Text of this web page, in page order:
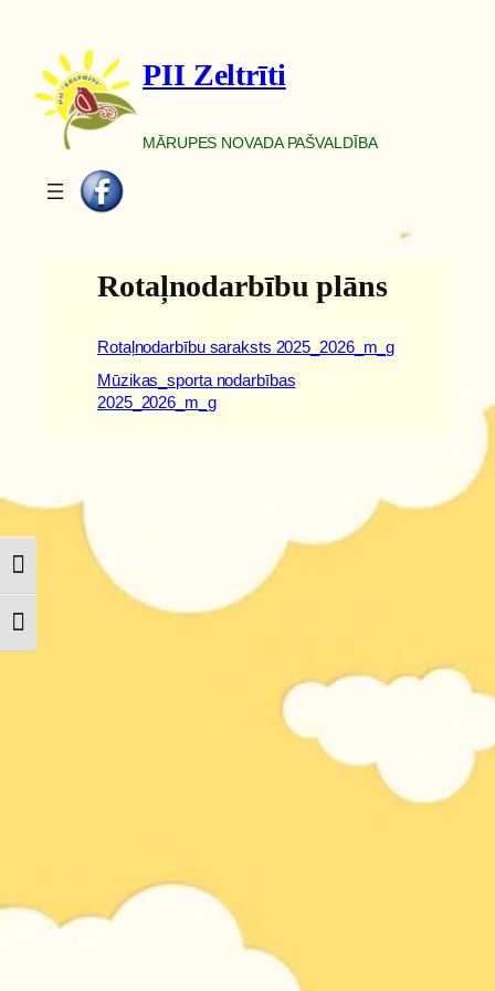
Toggle High Contrast
Toggle Font size
saturu
PII Zeltrīti
MĀRUPES NOVADA PAŠVALDĪBA
Rotaļnodarbību plāns
Rotaļnodarbību saraksts 2025_2026_m_g
Mūzikas_sporta nodarbības
2025_2026_m_g